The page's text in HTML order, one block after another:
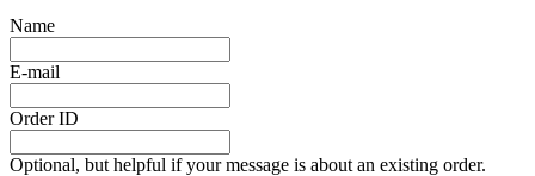
Name
E-mail
Order ID
Optional, but helpful if your message is about an existing order.